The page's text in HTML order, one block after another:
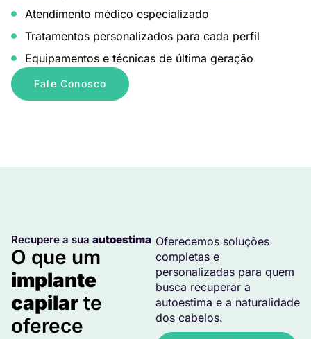
Atendimento médico especializado
Tratamentos personalizados para cada perfil
Equipamentos e técnicas de última geração
Fale Conosco
Recupere a sua autoestima
O que um
implante
capilar te
oferece
Oferecemos soluções
completas e
personalizadas para quem
busca recuperar a
autoestima e a naturalidade
dos cabelos.